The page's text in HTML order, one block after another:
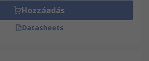
Hozzáadás
Datasheets